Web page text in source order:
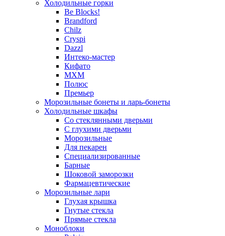
Холодильные горки
Be Blocks!
Brandford
Chilz
Cryspi
Dazzl
Интеко-мастер
Кифато
МХМ
Полюс
Премьер
Морозильные бонеты и ларь-бонеты
Холодильные шкафы
Со стеклянными дверьми
С глухими дверьми
Морозильные
Для пекарен
Специализированные
Барные
Шоковой заморозки
Фармацевтические
Морозильные лари
Глухая крышка
Гнутые стекла
Прямые стекла
Моноблоки